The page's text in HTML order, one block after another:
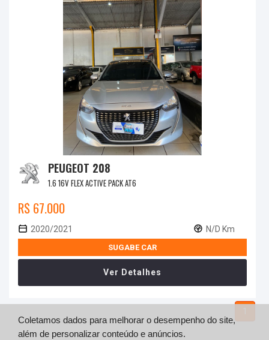
PEUGEOT 208
1.6 16V FLEX ACTIVE PACK AT6
R$ 67.000
2020/2021 N/D Km
SUGABE CAR
Ver Detalhes
Coletamos dados para melhorar o desempenho do site,
além de personalizar conteúdo e anúncios.